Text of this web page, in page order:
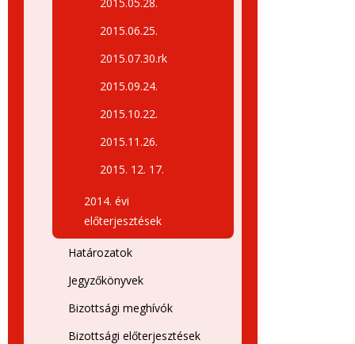
2015.06.25.
2015.07.30.rk
2015.09.24.
2015.10.22.
2015.11.26.
2015. 12. 17.
2014. évi
előterjesztések
Határozatok
Jegyzőkönyvek
Bizottsági meghívók
Bizottsági előterjesztések